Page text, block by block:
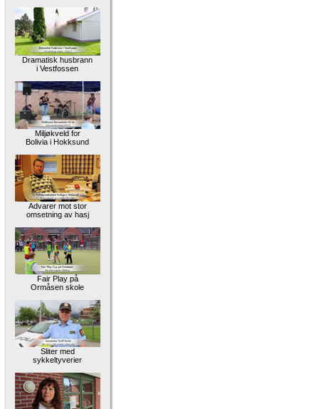
Dramatisk husbrann
i Vestfossen
Miljøkveld for
Bolivia i Hokksund
Advarer mot stor
omsetning av hasj
Fair Play på
Ormåsen skole
Sliter med
sykkeltyverier